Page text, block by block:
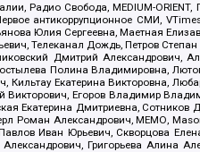
Радио Свобода, MEDIUM-
антикоррупционное СМИ,
Юлия Сергеевна, Маетная
Телеканал Дождь, Петров
Дмитрий Александрович,
Полина Владимировна,
Екатерина Викторовна,
Егоров Владимир
Екатерина Дмитриевна, Сотников
Роман Александрович, МЕМО,
Иван Юрьевич, Скворцова
Григорьева Алина